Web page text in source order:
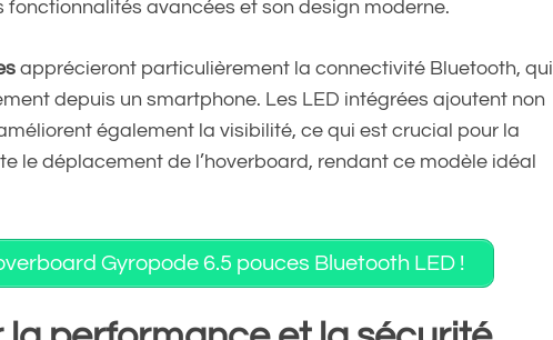
fonctionnalités avancées et son design moderne.
apprécieront particulièrement la connectivité Bluetooth, qui
depuis un smartphone. Les LED intégrées ajoutent non
également la visibilité, ce qui est crucial pour la
le déplacement de l’hoverboard, rendant ce modèle idéal
Gyropode 6.5 pouces Bluetooth LED !